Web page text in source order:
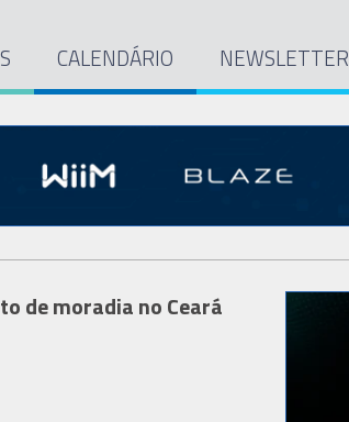
CALENDÁRIO NEWSLETTER
de moradia no Ceará